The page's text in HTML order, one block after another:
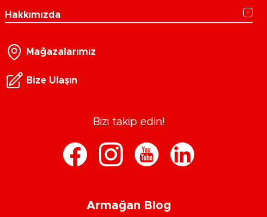
Hakkımızda
Mağazalarımız
Bize Ulaşın
Bizi takip edin!
Armağan Blog